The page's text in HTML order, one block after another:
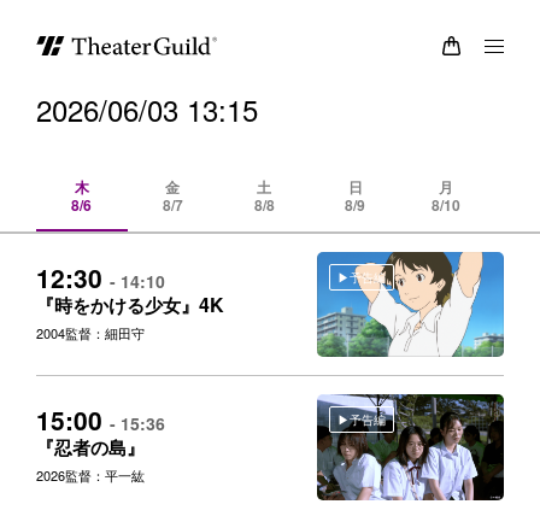
2026/06/03 13:15
木
8/6
金
8/7
土
8/8
日
8/9
月
8/10
予告編
12:30 - 14:10
『時をかける少女』 4K
2004監督：細田守
予告編
15:00 - 15:36
『忍者の島』
2026監督：平一紘